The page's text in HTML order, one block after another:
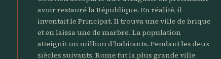
avoir restauré la République. En réalité, il
inventait le Principat. Il trouva une ville de brique
et en laissa une de marbre. La population
atteignit un million d’habitants. Pendant les deux
siècles suivants, Rome fut la plus grande ville